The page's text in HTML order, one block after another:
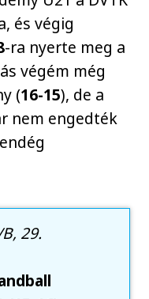
és végig
-ra nyerte meg a
végém még
(16-15), de a
nem engedték
29.